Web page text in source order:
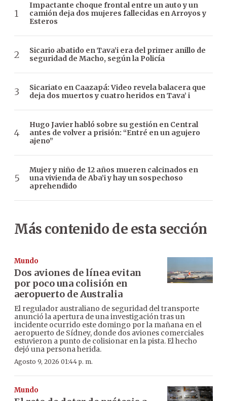
Impactante choque frontal entre un auto y un
camión deja dos mujeres fallecidas en Arroyos y
Esteros
Sicario abatido en Tava’i era del primer anillo de
seguridad de Macho, según la Policía
Sicariato en Caazapá: Video revela balacera que
deja dos muertos y cuatro heridos en Tava’ i
Hugo Javier habló sobre su gestión en Central
antes de volver a prisión: “Entré en un agujero
ajeno”
Mujer y niño de 12 años mueren calcinados en
una vivienda de Aba’i y hay un sospechoso
aprehendido
Más contenido de esta sección
Mundo
Dos aviones de línea evitan
por poco una colisión en
aeropuerto de Australia
El regulador australiano de seguridad del transporte
anunció la apertura de una investigación tras un
incidente ocurrido este domingo por la mañana en el
aeropuerto de Sídney, donde dos aviones comerciales
estuvieron a punto de colisionar en la pista. El hecho
dejó una persona herida.
Agosto 9, 2026 01:44 p. m.
Mundo